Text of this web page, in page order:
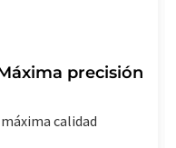
precisión
calidad